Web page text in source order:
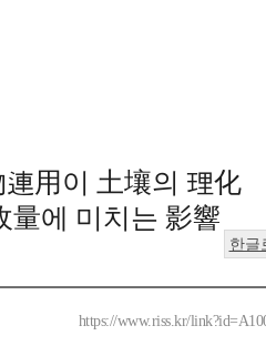
用이 土壤의 理化
量에 미치는 影響
한글
https://www.riss.kr/